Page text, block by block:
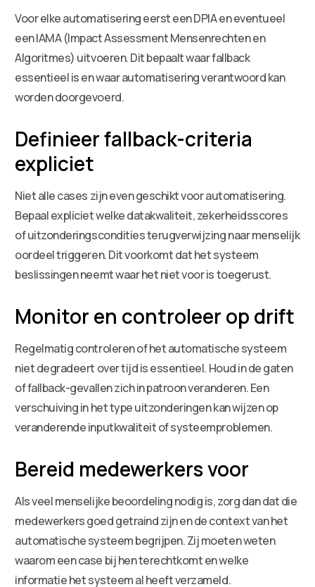
Voor elke automatisering eerst een DPIA en eventueel
een IAMA (Impact Assessment Mensenrechten en
Algoritmes) uitvoeren. Dit bepaalt waar fallback
essentieel is en waar automatisering verantwoord kan
worden doorgevoerd.
Definieer fallback-criteria
expliciet
Niet alle cases zijn even geschikt voor automatisering.
Bepaal expliciet welke datakwaliteit, zekerheidsscores
of uitzonderingscondities terugverwijzing naar menselijk
oordeel triggeren. Dit voorkomt dat het systeem
beslissingen neemt waar het niet voor is toegerust.
Monitor en controleer op drift
Regelmatig controleren of het automatische systeem
niet degradeert over tijd is essentieel. Houd in de gaten
of fallback-gevallen zich in patroon veranderen. Een
verschuiving in het type uitzonderingen kan wijzen op
veranderende inputkwaliteit of systeemproblemen.
Bereid medewerkers voor
Als veel menselijke beoordeling nodig is, zorg dan dat die
medewerkers goed getraind zijn en de context van het
automatische systeem begrijpen. Zij moeten weten
waarom een case bij hen terechtkomt en welke
informatie het systeem al heeft verzameld.